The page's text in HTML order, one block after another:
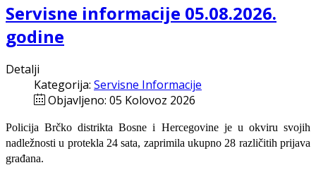
Servisne informacije 05.08.2026.
godine
Detalji
Kategorija: Servisne Informacije
Objavljeno: 05 Kolovoz 2026
Policija Brčko distrikta Bosne i Hercegovine je u okviru svojih
nadležnosti u protekla 24 sata, zaprimila ukupno 28 različitih prijava
građana.